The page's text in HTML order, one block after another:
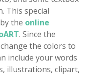
This special
the online
. Since the
the colors to
include your words
illustrations, clipart,